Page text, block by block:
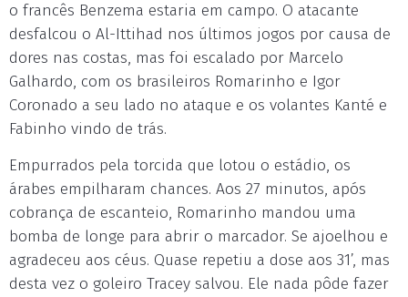
o francês Benzema estaria em campo. O atacante
desfalcou o Al-Ittihad nos últimos jogos por causa de
dores nas costas, mas foi escalado por Marcelo
Galhardo, com os brasileiros Romarinho e Igor
Coronado a seu lado no ataque e os volantes Kanté e
Fabinho vindo de trás.
Empurrados pela torcida que lotou o estádio, os
árabes empilharam chances. Aos 27 minutos, após
cobrança de escanteio, Romarinho mandou uma
bomba de longe para abrir o marcador. Se ajoelhou e
agradeceu aos céus. Quase repetiu a dose aos 31’, mas
desta vez o goleiro Tracey salvou. Ele nada pôde fazer